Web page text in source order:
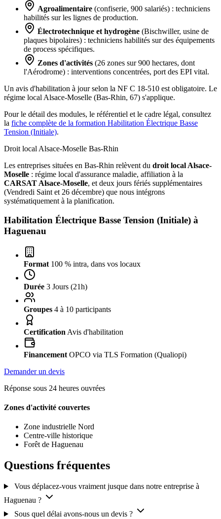
Agroalimentaire (confiserie, 900 salariés) : techniciens
habilités sur les lignes de production.
Électrotechnique et hydrogène (Bischwiller, usine de
plaques bipolaires) : techniciens habilités sur des équipements
de process spécifiques.
Zones d'activités (26 zones sur 900 hectares, dont
l'Aérodrome) : interventions concentrées, port des EPI vital.
Un avis d'habilitation à jour selon la NF C 18-510 est obligatoire. Le
régime local Alsace-Moselle (Bas-Rhin, 67) s'applique.
Pour le détail des modules, le référentiel et le cadre légal, consultez
la fiche complète de la formation Habilitation Électrique Basse
Tension (Initiale).
Droit local Alsace-Moselle Bas-Rhin
Les entreprises situées en Bas-Rhin relèvent du droit local Alsace-
Moselle : régime local d'assurance maladie, affiliation à la
CARSAT Alsace-Moselle, et deux jours fériés supplémentaires
(Vendredi Saint et 26 décembre) que nous intégrons
systématiquement à la planification.
Habilitation Électrique Basse Tension (Initiale) à
Haguenau
Format 100 % intra, dans vos locaux
Durée 3 Jours (21h)
Groupes 4 à 10 participants
Certification Avis d'habilitation
Financement OPCO via TLS Formation (Qualiopi)
Demander un devis
Réponse sous 24 heures ouvrées
Zones d'activité couvertes
Zone industrielle Nord
Centre-ville historique
Forêt de Haguenau
Questions fréquentes
Vous déplacez-vous vraiment jusque dans notre entreprise à
Haguenau ?
Sous quel délai avons-nous un devis ?